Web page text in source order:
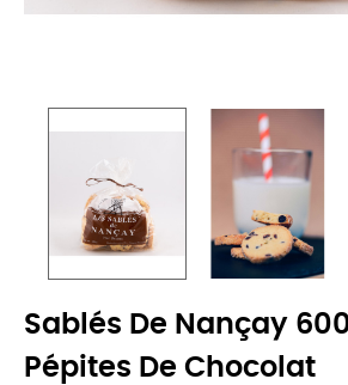
Sablés De Nançay
Pépites De Chocolat